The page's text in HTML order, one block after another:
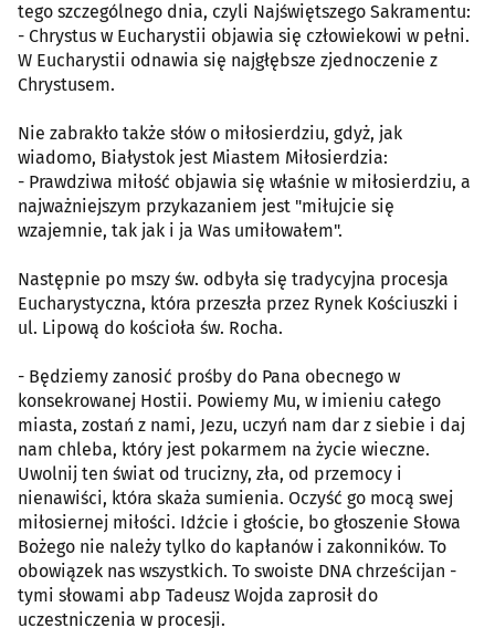
tego szczególnego dnia, czyli Najświętszego Sakramentu:
- Chrystus w Eucharystii objawia się człowiekowi w pełni.
W Eucharystii odnawia się najgłębsze zjednoczenie z
Chrystusem.
Nie zabrakło także słów o miłosierdziu, gdyż, jak
wiadomo, Białystok jest Miastem Miłosierdzia:
- Prawdziwa miłość objawia się właśnie w miłosierdziu, a
najważniejszym przykazaniem jest "miłujcie się
wzajemnie, tak jak i ja Was umiłowałem".
Następnie po mszy św. odbyła się tradycyjna procesja
Eucharystyczna, która przeszła przez Rynek Kościuszki i
ul. Lipową do kościoła św. Rocha.
- Będziemy zanosić prośby do Pana obecnego w
konsekrowanej Hostii. Powiemy Mu, w imieniu całego
miasta, zostań z nami, Jezu, uczyń nam dar z siebie i daj
nam chleba, który jest pokarmem na życie wieczne.
Uwolnij ten świat od trucizny, zła, od przemocy i
nienawiści, która skaża sumienia. Oczyść go mocą swej
miłosiernej miłości. Idźcie i głoście, bo głoszenie Słowa
Bożego nie należy tylko do kapłanów i zakonników. To
obowiązek nas wszystkich. To swoiste DNA chrześcijan -
tymi słowami abp Tadeusz Wojda zaprosił do
uczestniczenia w procesji.